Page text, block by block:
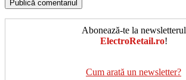
Abonează-te la newsletterul
ElectroRetail.ro!
Cum arată un newsletter?